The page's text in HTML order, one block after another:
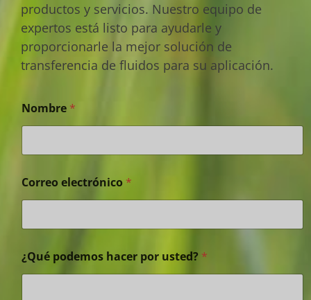
productos y servicios. Nuestro equipo de
expertos está listo para ayudarle y
proporcionarle la mejor solución de
transferencia de fluidos para su aplicación.
Nombre *
Correo electrónico *
¿Qué podemos hacer por usted? *